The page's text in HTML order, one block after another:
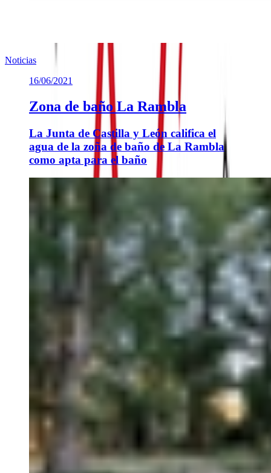
Noticias
16/06/2021
Zona de baño La Rambla
La Junta de Castilla y León califica el
agua de la zoña de baño de La Rambla
como apta para el baño